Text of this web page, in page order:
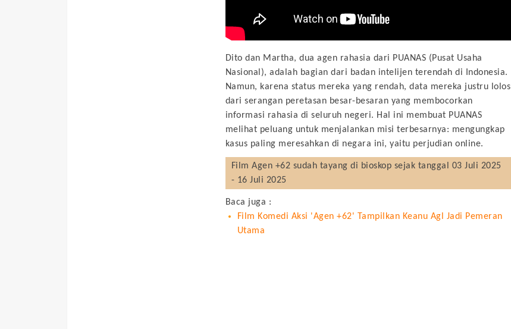
Dito dan Martha, dua agen rahasia dari PUANAS (Pusat Usaha
Nasional), adalah bagian dari badan intelijen terendah di Indonesia.
Namun, karena status mereka yang rendah, data mereka justru lolos
dari serangan peretasan besar-besaran yang membocorkan
informasi rahasia di seluruh negeri. Hal ini membuat PUANAS
melihat peluang untuk menjalankan misi terbesarnya: mengungkap
kasus paling meresahkan di negara ini, yaitu perjudian online.
Film Agen +62 sudah tayang di bioskop sejak tanggal 03 Juli 2025
- 16 Juli 2025
Baca juga :
Film Komedi Aksi 'Agen +62' Tampilkan Keanu Agl Jadi Pemeran
Utama